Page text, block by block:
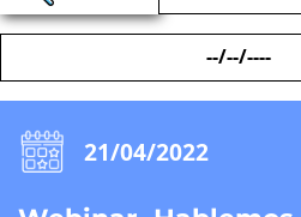
21/04/2022